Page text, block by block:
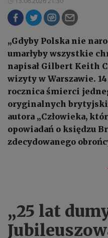
„Gdyby Polska nie
umarłyby wszystkie
napisał Gilbert Keith
wizyty w Warszawie.
rocznica śmierci
oryginalnych
autora „Człowieka,
opowiadań o księdzu
zdecydowanego
„25 lat